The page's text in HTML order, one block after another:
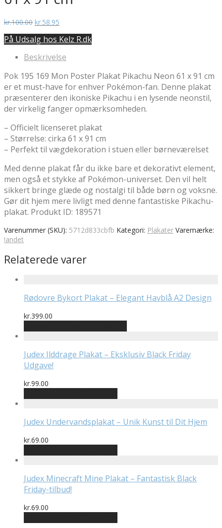
kr.100.00 Den
pris
kr.100.00.
kr.58.95
pris
kr.58.95.
På Udsalg hos Kelz R.dk
Beskrivelse
Pok 195 169 Mon Poster Plakat Pikachu Neon 61 x 91 cm
er et must-have for enhver Pokémon-fan. Denne plakat
præsenterer den ikoniske Pikachu i en lysende neonstil,
der virkelig fanger opmærksomheden.
– Officielt licenseret plakat
– Størrelse: cirka 61 x 91 cm
– Perfekt til vægdekoration i stuen eller børneværelset
Med denne plakat får du ikke bare et dekorativt element,
men også et stykke af Pokémon-universet. Den vil helt
sikkert bringe glæde og nostalgi til både børn og voksne.
Gør dit hjem mere livligt med denne fantastiske Pikachu-
plakat. Produkt ID: 189571
Varenummer (SKU): 5712d833cbfb Kategori: Plakater Varemærke:
!andet
Relaterede varer
Rødovre Bykort Plakat – Elegant Havblå A2 Design
kr.399.00
Judex Ilddrage Plakat – Eksklusiv Black Friday
Udgave!
kr.99.00
Judex Undervandsplakat – Unik Kunst til Dit Hjem
kr.69.00
Judex Minecraft Mine Plakat – Fantastisk Black
Friday-tilbud!
kr.69.00